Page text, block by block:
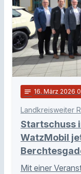
notes 16. März 2026
Landkreisweiter
Startschuss
WatzMobil
Mit einer